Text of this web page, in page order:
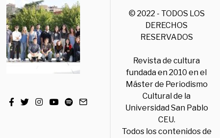
© 2022 - TODOS LOS
DERECHOS
RESERVADOS
Revista de cultura
fundada en 2010 en el
Máster de Periodismo
Cultural de la
Universidad San Pablo
CEU.
Todos los contenidos de